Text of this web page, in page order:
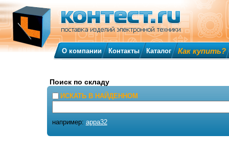
О компании Контакты Каталог Как купить?
Поиск по складу
ИСКАТЬ В НАЙДЕННОМ
например: appa32